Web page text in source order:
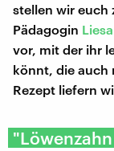
stellen wir euch
Pädagogin
vor, mit der ihr
könnt, die auch
Rezept liefern